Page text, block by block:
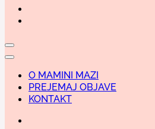
O MAMINI MAZI
PREJEMAJ OBJAVE
KONTAKT